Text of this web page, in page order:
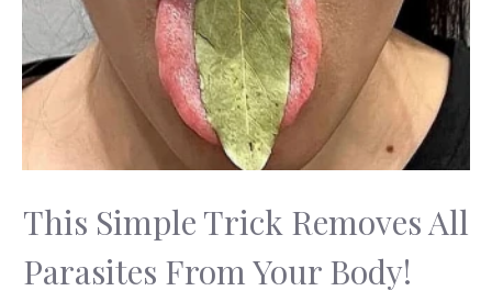
This Simple Trick Removes All
Parasites From Your Body!